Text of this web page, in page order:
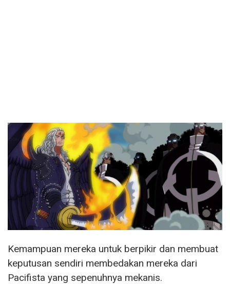
Kemampuan mereka untuk berpikir dan membuat
keputusan sendiri membedakan mereka dari
Pacifista yang sepenuhnya mekanis.